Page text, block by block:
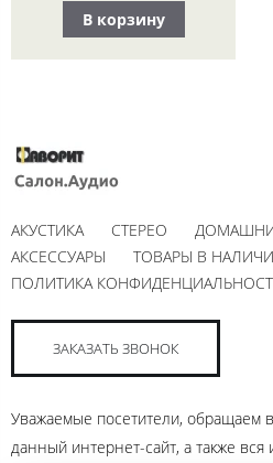
В корзину
АКУСТИКА СТЕРЕО
АКСЕССУАРЫ
ТОВАРЫ В
ПОЛИТИКА
ЗАКАЗАТЬ ЗВОНОК
Уважаемые посетители, обращаем
данный интернет-сайт, а также